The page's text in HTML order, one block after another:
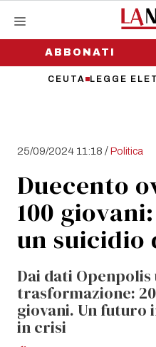
contenutoABBONATI
CEUTA LEGGE
25/09/2024 11:18 /Politica
Duecento
100
un suicidio
Dai dati
trasformazione:
giovani. Un futuro
in crisi